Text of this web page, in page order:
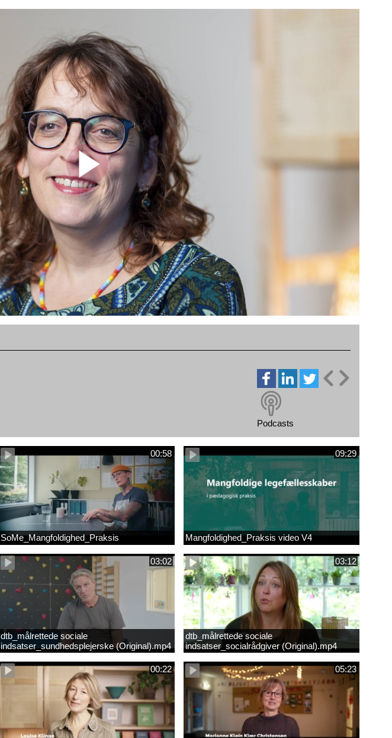
Podcasts
00:58
SoMe_Mangfoldighed_Praksis
09:29
Mangfoldighed_Praksis video V4
03:02
dtb_målrettede sociale
indsatser_sundhedsplejerske (Original).mp4
03:12
dtb_målrettede sociale
indsatser_socialrådgiver (Original).mp4
00:22 05:23